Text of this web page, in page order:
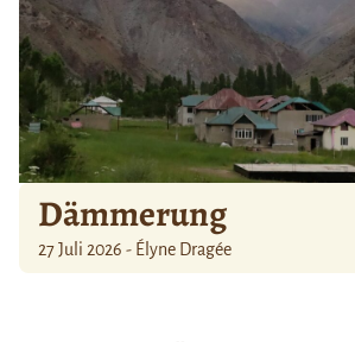
Dämmerung
27 Juli 2026 - Élyne Dragée